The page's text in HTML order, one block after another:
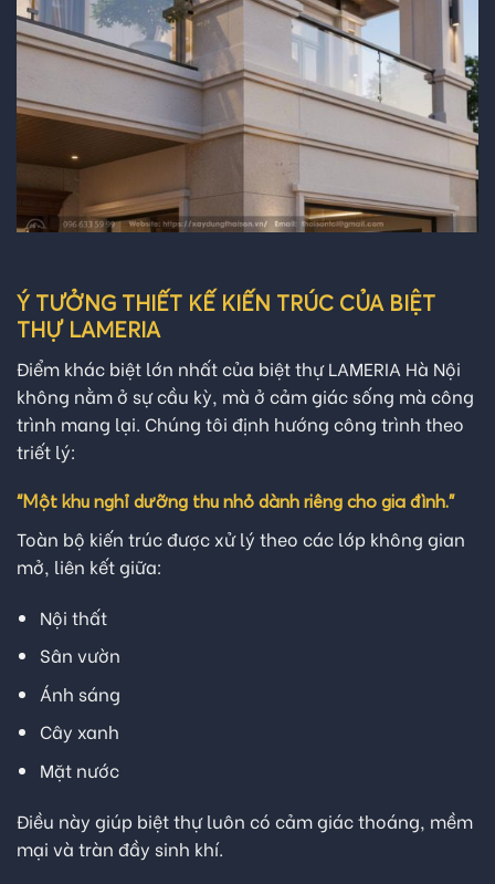
Ý TƯỞNG THIẾT KẾ KIẾN TRÚC CỦA BIỆT
THỰ LAMERIA
Điểm khác biệt lớn nhất của biệt thự LAMERIA Hà Nội
không nằm ở sự cầu kỳ, mà ở cảm giác sống mà công
trình mang lại. Chúng tôi định hướng công trình theo
triết lý:
“Một khu nghỉ dưỡng thu nhỏ dành riêng cho gia đình.”
Toàn bộ kiến trúc được xử lý theo các lớp không gian
mở, liên kết giữa:
Nội thất
Sân vườn
Ánh sáng
Cây xanh
Mặt nước
Điều này giúp biệt thự luôn có cảm giác thoáng, mềm
mại và tràn đầy sinh khí.